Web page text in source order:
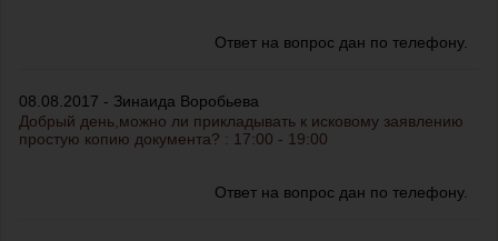
Ответ на вопрос дан по телефону.
08.08.2017 - Зинаида Воробьева
Добрый день,можно ли прикладывать к исковому заявлению
простую копию документа? : 17:00 - 19:00
Ответ на вопрос дан по телефону.